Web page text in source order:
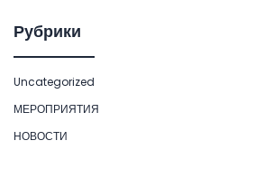
Рубрики
Uncategorized
МЕРОПРИЯТИЯ
НОВОСТИ